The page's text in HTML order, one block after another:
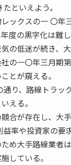
たといえよう。
ックスの一 〇年
度の黒字化は難し
の低迷が続き、
の一〇年三月期
とが窺える。
通り、路線トラッ
える。
合が存在し、大
益率や投資家の要
め大手路線業者
している。